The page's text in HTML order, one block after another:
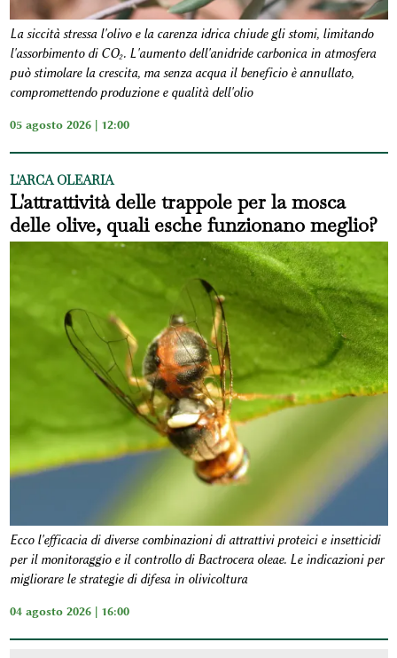
La siccità stressa l'olivo e la carenza idrica chiude gli stomi, limitando
l'assorbimento di CO₂. L'aumento dell'anidride carbonica in atmosfera
può stimolare la crescita, ma senza acqua il beneficio è annullato,
compromettendo produzione e qualità dell'olio
05 agosto 2026 | 12:00
L'ARCA OLEARIA
L'attrattività delle trappole per la mosca
delle olive, quali esche funzionano meglio?
Ecco l'efficacia di diverse combinazioni di attrattivi proteici e insetticidi
per il monitoraggio e il controllo di Bactrocera oleae. Le indicazioni per
migliorare le strategie di difesa in olivicoltura
04 agosto 2026 | 16:00